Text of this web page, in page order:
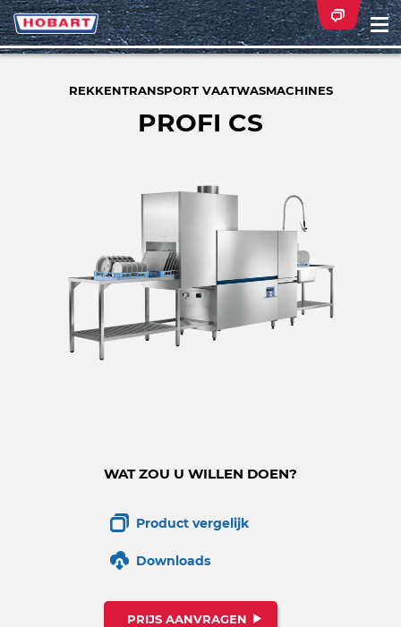
REKKENTRANSPORT VAATWASMACHINES
PROFI CS
WAT ZOU U WILLEN DOEN?
Product vergelijk
Downloads
PRIJS AANVRAGEN